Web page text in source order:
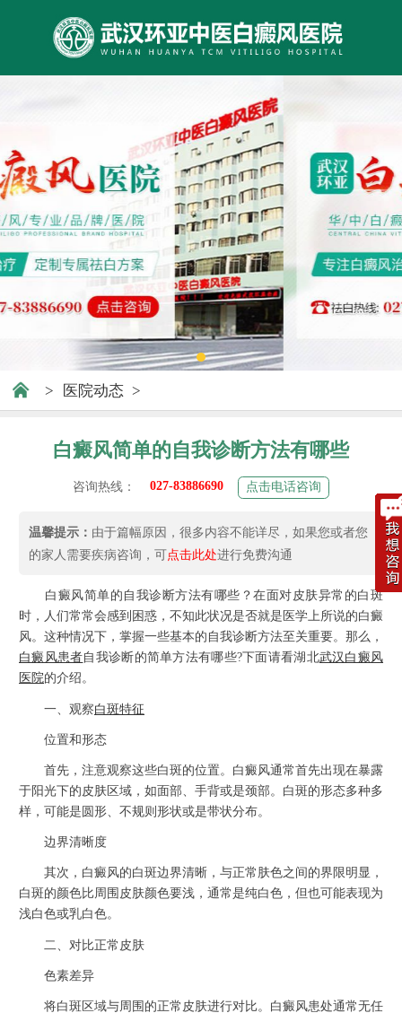
> 医院动态 >
白癜风简单的自我诊断方法有哪些
咨询热线： 027-83886690 点击电话咨询
温馨提示： 由于篇幅原因，很多内容不能详尽，如果您或者您
的家人需要疾病咨询，可点击此处进行免费沟通
白癜风简单的自我诊断方法有哪些？在面对皮肤异常的白斑
时，人们常常会感到困惑，不知此状况是否就是医学上所说的白癜
风。这种情况下，掌握一些基本的自我诊断方法至关重要。那么，
白癜风患者自我诊断的简单方法有哪些?下面请看湖北武汉白癜风
医院的介绍。
一、观察白斑特征
位置和形态
首先，注意观察这些白斑的位置。白癜风通常首先出现在暴露
于阳光下的皮肤区域，如面部、手背或是颈部。白斑的形态多种多
样，可能是圆形、不规则形状或是带状分布。
边界清晰度
其次，白癜风的白斑边界清晰，与正常肤色之间的界限明显，
白斑的颜色比周围皮肤颜色要浅，通常是纯白色，但也可能表现为
浅白色或乳白色。
二、对比正常皮肤
色素差异
将白斑区域与周围的正常皮肤进行对比。白癜风患处通常无任